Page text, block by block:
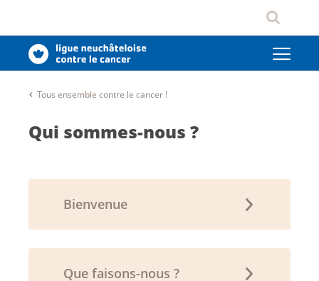
Tous ensemble contre le cancer !
Qui sommes-nous ?
Bienvenue
Que faisons-nous ?